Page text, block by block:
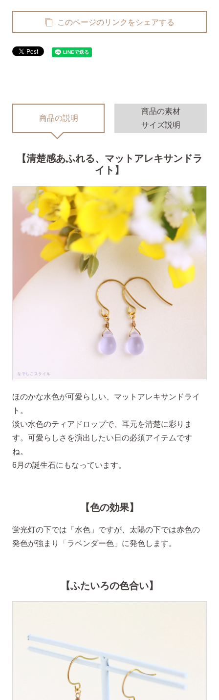
全ての商品を見る
誕生石で選ぶ
ピアスホール完成までの3stepで選ぶ
価格で選ぶ
インスタライブで紹介したピアス
なでしこピアスの使いやすい所や
使いにくい所を、赤裸々にレビューしてます。
なでしこスタイルのこだわり
ピアス安心サポート
お買い物について
なでしこスタイルについて
このページのリンクをシェアする
商品の説明
商品の素材
サイズ説明
【清楚感あふれる、マットアレキサンドラ
イト】
ほのかな水色が可愛らしい、マットアレキサンドライ
ト。
淡い水色のティアドロップで、耳元を清楚に彩りま
す。可愛らしさを演出したい日の必須アイテムです
ね。
6月の誕生石にもなっています。
【色の効果】
蛍光灯の下では「水色」ですが、太陽の下では赤色の
発色が強まり「ラベンダー色」に発色します。
【ふたいろの色合い】